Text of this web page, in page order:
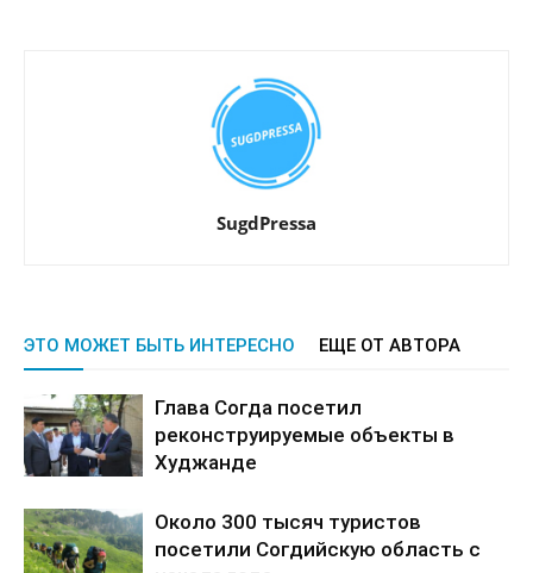
SugdPressa
ЭТО МОЖЕТ БЫТЬ ИНТЕРЕСНО ЕЩЕ ОТ АВТОРА
Глава Согда посетил
реконструируемые объекты в
Худжанде
Около 300 тысяч туристов
посетили Согдийскую область с